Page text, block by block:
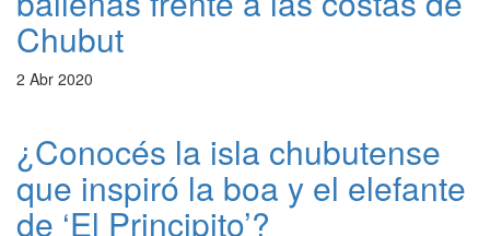
Chubut
2 Abr 2020
¿Conocés la isla chubutense
que inspiró la boa y el elefante
de ‘El Principito’?